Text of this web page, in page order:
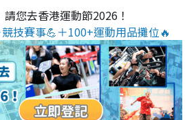
請您去香港運動節2026！
技賽事💪＋100+運動用品攤位🔥